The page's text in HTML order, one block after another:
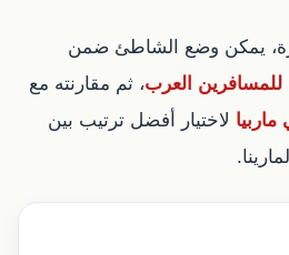
يمكن وضع الشاطئ ضمن
للمسافرين العرب، ثم مقارنته مع
لاختيار أفضل ترتيب بين